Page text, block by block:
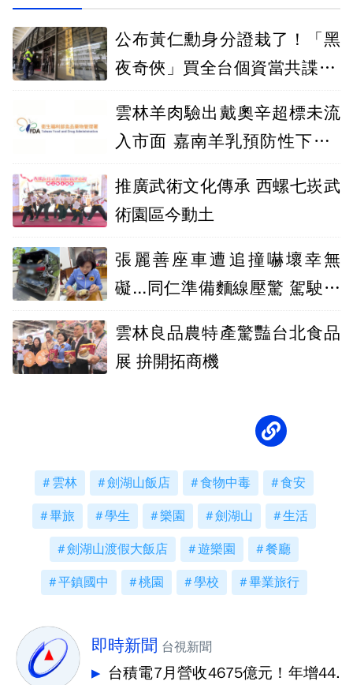
公布黃仁勳身分證栽了！「黑
夜奇俠」買全台個資當共諜 北
雲林羊肉驗出戴奧辛超標未流
入市面 嘉南羊乳預防性下架4
推廣武術文化傳承 西螺七崁武
術園區今動土
張麗善座車遭追撞嚇壞幸無
礙...同仁準備麵線壓驚 駕駛稱
雲林良品農特產驚豔台北食品
展 拚開拓商機
雲林 劍湖山飯店 食物中毒 食安
畢旅 學生 樂園 劍湖山 生活
劍湖山渡假大飯店 遊樂園 餐廳
平鎮國中 桃園 學校 畢業旅行
即時新聞 台視新聞
台積電7月營收4675億元！年增44.